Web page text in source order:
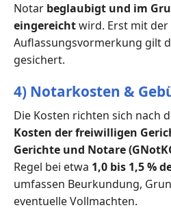
Notar beglaubigt und im
eingereichtwird. Erst mit
Auflassungsvormerkung gilt
gesichert.
4) Notarkosten &
Die Kosten richten sich nach
Kosten der freiwilligen
Gerichte und Notare
Regel bei etwa 1,0 bis 1,5 %
umfassen Beurkundung,
eventuelle Vollmachten.